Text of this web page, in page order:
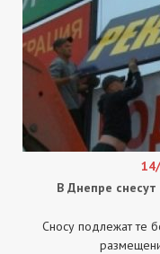
В Днепре
Сносу подлежат те